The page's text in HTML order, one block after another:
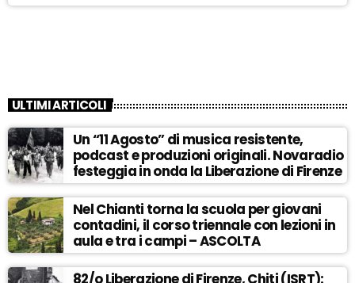
ULTIMI ARTICOLI
Un “11 Agosto” di musica resistente,
podcast e produzioni originali. Novaradio
festeggia in onda la Liberazione di Firenze
Nel Chianti torna la scuola per giovani
contadini, il corso triennale con lezioni in
aula e tra i campi – ASCOLTA
82/o Liberazione di Firenze, Chiti (ISRT):